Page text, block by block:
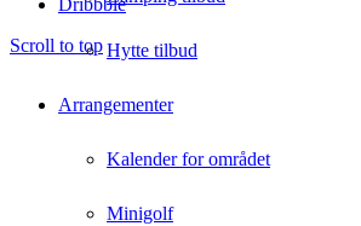
Hytte tilbud
Arrangementer
Kalender for området
Minigolf
Dribbble
Scroll to top